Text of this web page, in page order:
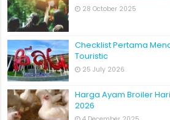
28 October 2025
Checklist Pertama
Touristic
25 July 2026
Harga Ayam Broiler
2026